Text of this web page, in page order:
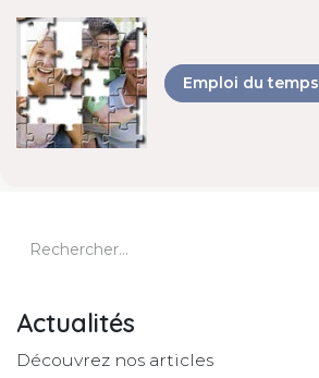
Emploi du temps
Actualités
Découvrez nos articles